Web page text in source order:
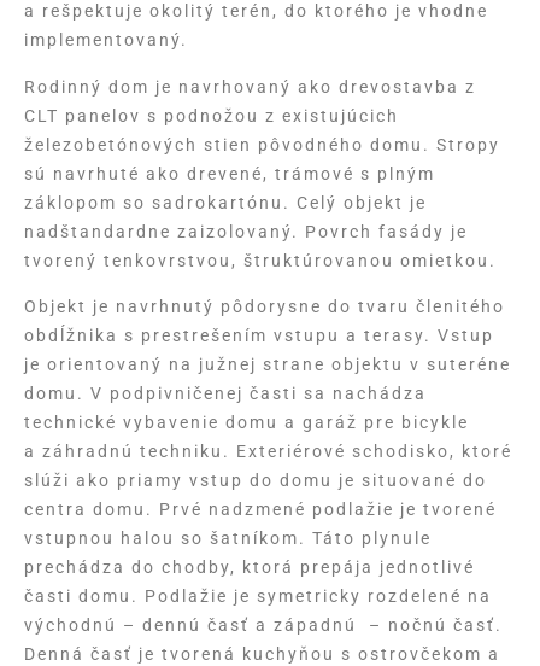
a rešpektuje okolitý terén, do ktorého je vhodne
implementovaný.
Rodinný dom je navrhovaný ako drevostavba z
CLT panelov s podnožou z existujúcich
železobetónových stien pôvodného domu. Stropy
sú navrhuté ako drevené, trámové s plným
záklopom so sadrokartónu. Celý objekt je
nadštandardne zaizolovaný. Povrch fasády je
tvorený tenkovrstvou, štruktúrovanou omietkou.
Objekt je navrhnutý pôdorysne do tvaru členitého
obdĺžnika s prestrešením vstupu a terasy. Vstup
je orientovaný na južnej strane objektu v suteréne
domu. V podpivničenej časti sa nachádza
technické vybavenie domu a garáž pre bicykle
a záhradnú techniku. Exteriérové schodisko, ktoré
slúži ako priamy vstup do domu je situované do
centra domu. Prvé nadzmené podlažie je tvorené
vstupnou halou so šatníkom. Táto plynule
prechádza do chodby, ktorá prepája jednotlivé
časti domu. Podlažie je symetricky rozdelené na
východnú – dennú časť a západnú – nočnú časť.
Denná časť je tvorená kuchyňou s ostrovčekom a